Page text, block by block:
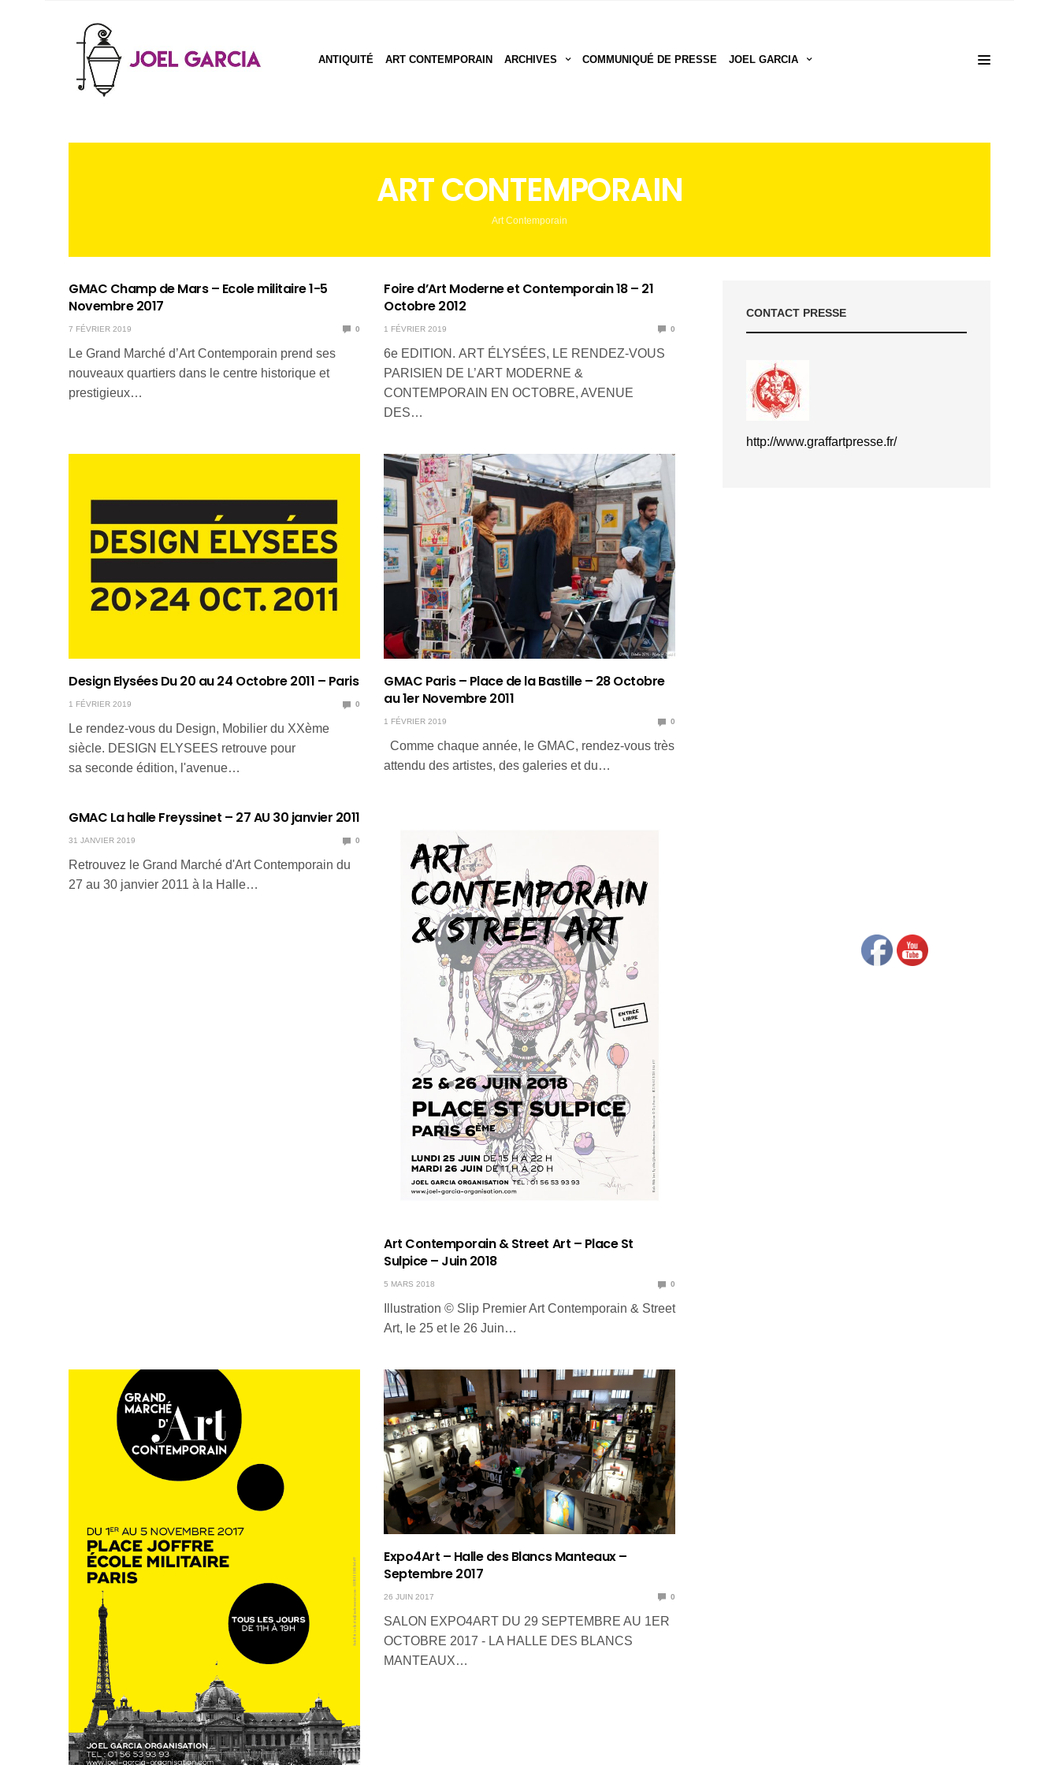
ANTIQUITÉ ART CONTEMPORAIN ARCHIVES COMMUNIQUÉ DE PRESSE JOEL GARCIA
ART CONTEMPORAIN
Art Contemporain
GMAC Champ de Mars – Ecole militaire 1-5
Novembre 2017
7 FÉVRIER 2019 0
Le Grand Marché d’Art Contemporain prend ses
nouveaux quartiers dans le centre historique et
prestigieux…
Foire d’Art Moderne et Contemporain 18 – 21
Octobre 2012
1 FÉVRIER 2019 0
6e EDITION. ART ÉLYSÉES, LE RENDEZ-VOUS
PARISIEN DE L’ART MODERNE &
CONTEMPORAIN EN OCTOBRE, AVENUE
DES…
Design Elysées Du 20 au 24 Octobre 2011 – Paris
1 FÉVRIER 2019 0
Le rendez-vous du Design, Mobilier du XXème
siècle. DESIGN ELYSEES retrouve pour
sa seconde édition, l'avenue…
GMAC Paris – Place de la Bastille – 28 Octobre
au 1er Novembre 2011
1 FÉVRIER 2019 0
Comme chaque année, le GMAC, rendez-vous très
attendu des artistes, des galeries et du…
GMAC La halle Freyssinet – 27 AU 30 janvier 2011
31 JANVIER 2019 0
Retrouvez le Grand Marché d'Art Contemporain du
27 au 30 janvier 2011 à la Halle…
Art Contemporain & Street Art – Place St
Sulpice – Juin 2018
5 MARS 2018 0
Illustration © Slip Premier Art Contemporain & Street
Art, le 25 et le 26 Juin…
Expo4Art – Halle des Blancs Manteaux –
Septembre 2017
26 JUIN 2017 0
SALON EXPO4ART DU 29 SEPTEMBRE AU 1ER
OCTOBRE 2017 - LA HALLE DES BLANCS
MANTEAUX…
CONTACT PRESSE
http://www.graffartpresse.fr/